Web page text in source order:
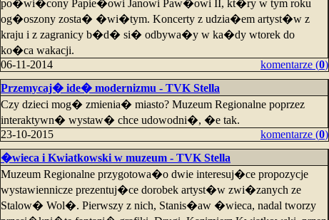
po�wi�cony Papie�owi Janowi Paw�owi II, kt�ry w tym roku
og�oszony zosta� �wi�tym. Koncerty z udzia�em artyst�w z
kraju i z zagranicy b�d� si� odbywa�y w ka�dy wtorek do
ko�ca wakacji.
06-11-2014
komentarze (0)
Przemycaj� ide� modernizmu - TVK Stella
Czy dzieci mog� zmienia� miasto? Muzeum Regionalne poprzez
interaktywn� wystaw� chce udowodni�, �e tak.
23-10-2015
komentarze (0)
�wieca i Kwiatkowski w muzeum - TVK Stella
Muzeum Regionalne przygotowa�o dwie interesuj�ce propozycje
wystawiennicze prezentuj�ce dorobek artyst�w zwi�zanych ze
Stalow� Wol�. Pierwszy z nich, Stanis�aw �wieca, nadal tworzy